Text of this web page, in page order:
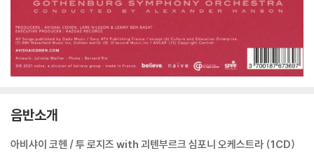
음반소개
아비샤이 코헨 / 투 로지즈 with 괴텐부르크 심포니 오케스트라 (1CD)